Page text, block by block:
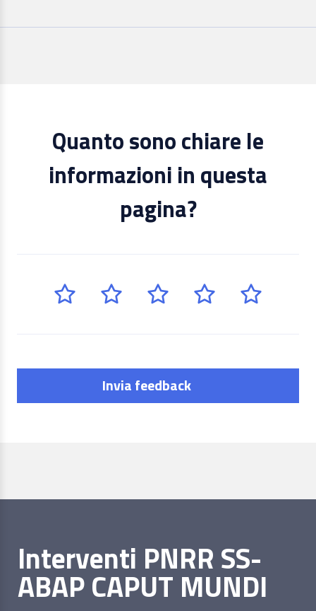
Quanto sono chiare le
informazioni in questa
pagina?
Invia feedback
Interventi PNRR SS-
ABAP CAPUT MUNDI